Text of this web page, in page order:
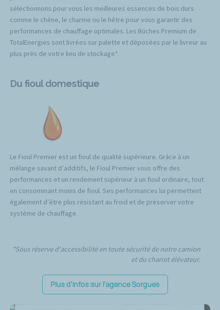
sélectionnons pour vous les meilleures essences de bois durs
comme le chêne, le charme ou le hêtre pour vous garantir des
performances de chauffage optimales. Les Bûches Premium de
TotalEnergies sont livrées sur palette et déposées par le livreur au
plus près de votre lieu de stockage*.
Du fioul domestique
Le Fioul Premier est un fioul de qualité supérieure. Grâce à un
mélange savant d’additifs, le Fioul Premier vous offre des
performances et un rendement supérieur à un fioul ordinaire, tout
en consommant moins de fioul. Ses performances lui permettent
également d’être plus résistant au froid et de préserver votre
système de chauffage.
*Sous réserve d'accessibilité en toute sécurité de notre camion
et du chariot élévateur.
Plus d'infos sur l'agence Sorgues